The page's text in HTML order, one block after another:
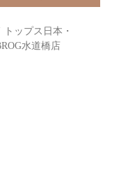
ップス日本・
水道橋店